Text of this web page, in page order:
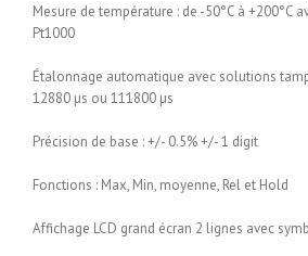
Mesure de température : de -50°C à +200°C
Pt1000
Étalonnage automatique avec solutions
12880 µs ou 111800 µs
Précision de base : +/- 0.5% +/- 1 digit
Fonctions : Max, Min, moyenne, Rel et Hold
Affichage LCD grand écran 2 lignes avec